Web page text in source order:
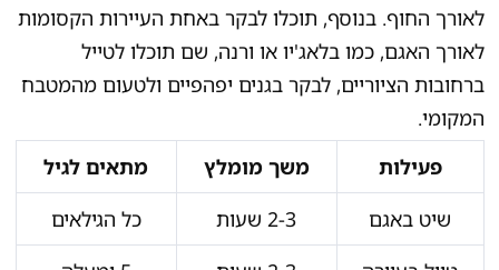
לאורך החוף. בנוסף, תוכלו לבקר באחת העיירות הקסומות
לאורך האגם, כמו בלאג'יו או ורנה, שם תוכלו לטייל
ברחובות הציוריים, לבקר בגנים יפהפיים ולטעום מהמטבח
המקומי.
פעילות
משך מומלץ
מתאים לגיל
שיט באגם
2-3 שעות
כל הגילאים